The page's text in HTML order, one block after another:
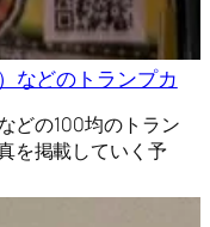
などのトランプカ
どの100均のトラン
を掲載していく予